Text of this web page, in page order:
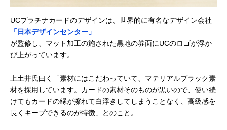
UCプラチナカードのデザインは、世界的に有名なデザイン会社
「日本デザインセンター」
が監修し、マット加工の施された黒地の券面にUCのロゴが浮か
び上がっています。
上土井氏曰く「素材にはこだわっていて、マテリアルブラック素
材を採用しています。カードの素材そのものが黒いので、使い続
けてもカードの縁が擦れて白浮きしてしまうことなく、高級感を
長くキープできるのが特徴」とのこと。